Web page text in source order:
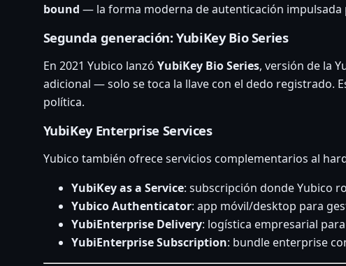
bound — la forma moderna de autenticación
Segunda generación: YubiKey Bio Series
En 2021 Yubico lanzó YubiKey Bio Series, versión de la
adicional — solo se toca la llave con el dedo registrado.
política.
YubiKey Enterprise Services
Yubico también ofrece servicios complementarios al
YubiKey as a Service: subscripción donde Yubico
Yubico Authenticator: app móvil/desktop para
YubiEnterprise Delivery: logística empresarial
YubiEnterprise Subscription: bundle enterprise